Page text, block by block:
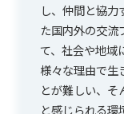
し、仲間と協力
た国内外の交流
て、社会や地域
様々な理由で生
とが難しい、
と感じられる環